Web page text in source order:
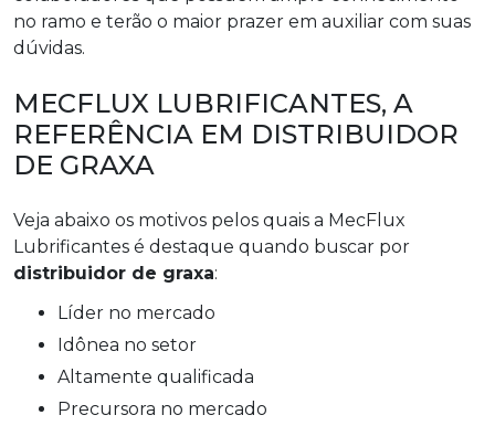
no ramo e terão o maior prazer em auxiliar com suas
dúvidas.
MECFLUX LUBRIFICANTES, A
REFERÊNCIA EM DISTRIBUIDOR
DE GRAXA
Veja abaixo os motivos pelos quais a MecFlux
Lubrificantes é destaque quando buscar por
distribuidor de graxa:
líder no mercado
idônea no setor
altamente qualificada
precursora no mercado